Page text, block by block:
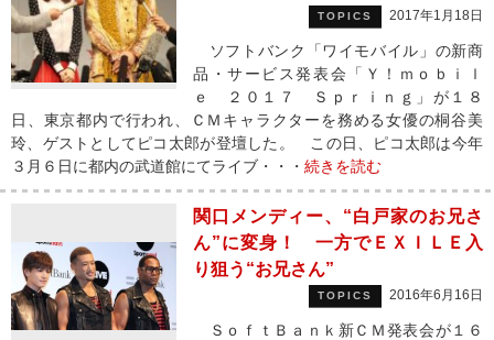
TOPICS 2017年1月18日
ソフトバンク「ワイモバイル」の新商
品・サービス発表会「Ｙ！ｍｏｂｉｌ
ｅ ２０１７ Ｓｐｒｉｎｇ」が１８
日、東京都内で行われ、ＣＭキャラクターを務める女優の桐谷美
玲、ゲストとしてピコ太郎が登壇した。 この日、ピコ太郎は今年
３月６日に都内の武道館にてライブ・・・ 続きを読む
関口メンディー、“白戸家のお兄さ
ん”に変身！ 一方でＥＸＩＬＥ入
り狙う“お兄さん”
TOPICS 2016年6月16日
ＳｏｆｔＢａｎｋ新ＣＭ発表会が１６